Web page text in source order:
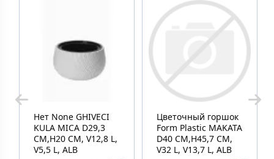
Нет None GHIVECI
KULA MICA D29,3
CM,H20 CM, V12,8 L,
V5,5 L, ALB
Цветочный горшок
Form Plastic MAKATA
D40 CM,H45,7 CM,
V32 L, V13,7 L, ALB